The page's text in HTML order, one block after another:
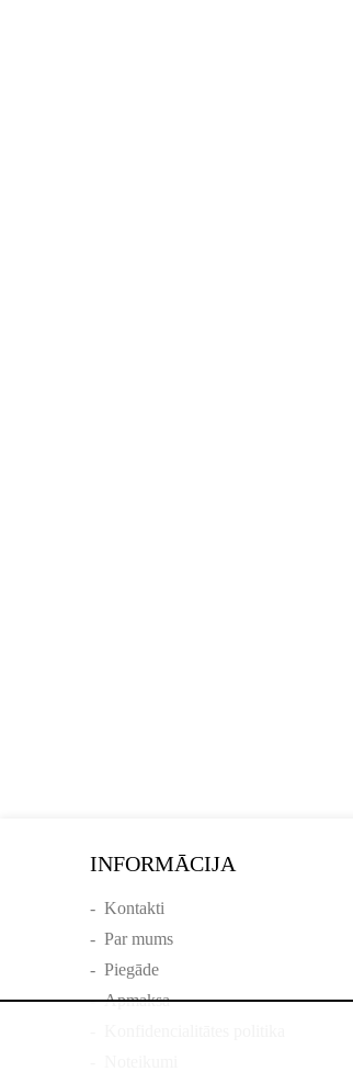
INFORMĀCIJA
- Kontakti
- Par mums
- Piegāde
-Apmaksa